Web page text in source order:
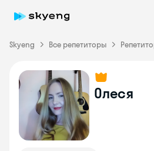
Skyeng Все репетиторы
Олеся
Skyeng Chat
online